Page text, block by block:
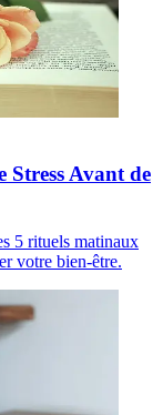
Avant de
5 rituels matinaux
votre bien-être.